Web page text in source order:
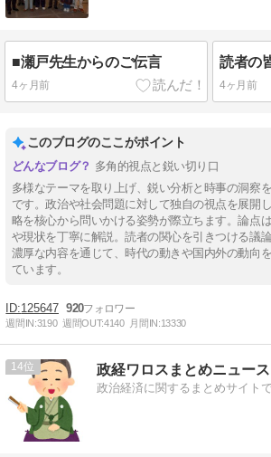
■瀬戸先生からのご伝言
4ヶ月前
読者の
4ヶ月前
このブログのここがポイント
多角的視点と鋭い切り口
多様なテーマを取り上げ、鋭い分析と時事の洞察
です。政治や社会問題に対して独自の視点を展開
略を核心から問いかける姿勢が際立ちます。論点
や現状を丁寧に解説。読者の関心を引きつける議
濃厚な内容を通じて、時代の動きや国内外の動向
ています。
125647 920
週間IN:3190 週間OUT:4140 月間IN:13330
14 政経ワロスまとめニュース
政治経済に関するまとめサイトで